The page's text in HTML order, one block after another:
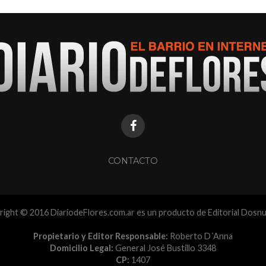
CONTACTO
© 2016 DiariodeFlores.com.ar es un producto de Editorial
Propietario y Editor Responsable: Roberto D´Anna
Domicilio Legal: General José Bustillo 3348
CP: 1407